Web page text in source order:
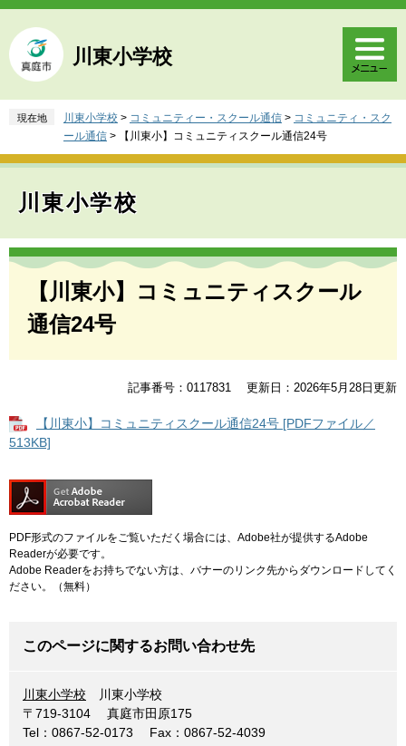
ペ
ジ
の
頭
。
メ
ュ
ー
飛
て
川東小学校
現在地 川東小学校 > コミュニティー・スクール通信 > コミュニティ・スク
ール通信 > 【川東小】コミュニティスクール通信24号
川東小学校
本
【川東小】コミュニティスクール
通信24号
記事番号：0117831 更新日：2026年5月28日更新
【川東小】コミュニティスクール通信24号 [PDFファイル／
513KB]
PDF形式のファイルをご覧いただく場合には、Adobe社が提供するAdobe
Readerが必要です。
Adobe Readerをお持ちでない方は、バナーのリンク先からダウンロードしてく
ださい。（無料）
このページに関するお問い合わせ先
川東小学校
川東小学校
〒719-3104
真庭市田原175
Tel：0867-52-0173
Fax：0867-52-4039